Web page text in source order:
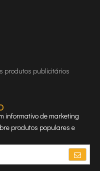
produtos publicitários
informativo de marketing
produtos populares e